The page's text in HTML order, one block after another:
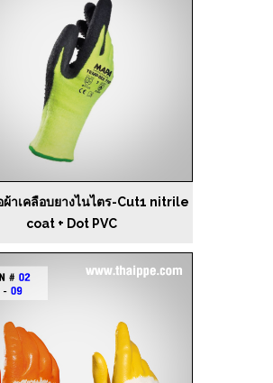
ผ้าเคลือบยางไนไตร-Cut1 nitrile
coat + Dot PVC